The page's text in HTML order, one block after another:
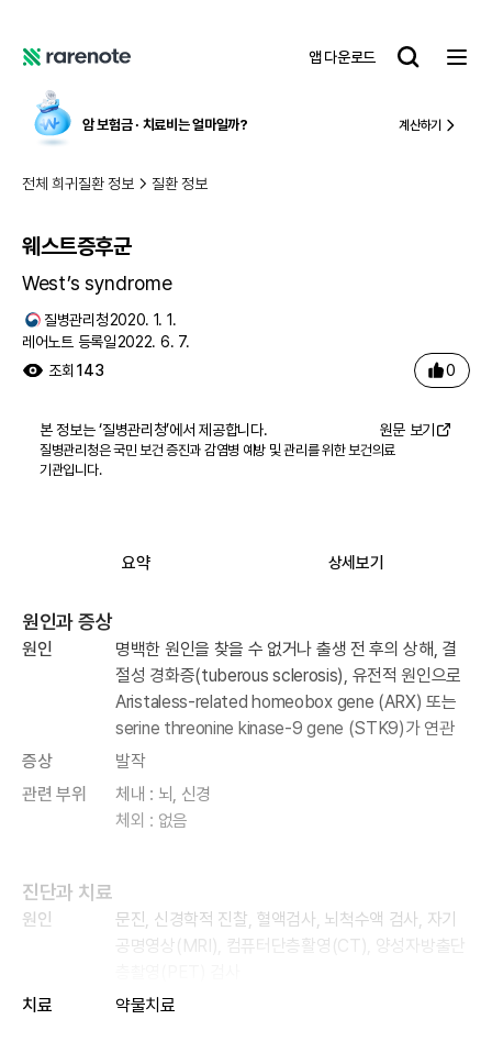
노
앱 다운로드
레
트
암 보험금 ∙ 치료비 는 얼마일까? 계산하기
전체 희귀질환 정보 질환 정보
웨스트증후군
West’s syndrome
질병관리청2020. 1. 1.
레어노트 등록일2022. 6. 7.
조회 143 0
본 정보는 ‘질병관리청’에서 제공합니다. 원문 보기
질병관리청은 국민 보건 증진과 감염병 예방 및 관리를 위한 보건의료
기관입니다.
요약 상세보기
원인과 증상
원인
명백한 원인을 찾을 수 없거나 출생 전 후의 상해, 결
절성 경화증(tuberous sclerosis), 유전적 원인으로
Aristaless-related homeobox gene (ARX) 또는
serine threonine kinase-9 gene (STK9)가 연관
증상
발작
관련 부위
체내 : 뇌, 신경
체외 : 없음
진단과 치료
원인
문진, 신경학적 진찰, 혈액검사, 뇌척수액 검사, 자기
공명영상(MRI), 컴퓨터단층활영(CT), 양성자방출단
치료
약물치료